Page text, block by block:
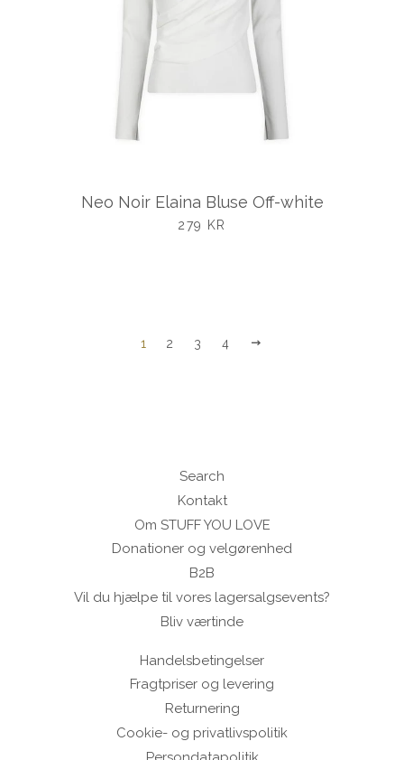
Neo Noir Elaina Bluse Off-white
UDSALGSPRIS
279 KR
1 2 3 4
Search
Kontakt
Om STUFF YOU LOVE
Donationer og velgørenhed
B2B
Vil du hjælpe til vores lagersalgsevents?
Bliv værtinde
Handelsbetingelser
Fragtpriser og levering
Returnering
Cookie- og privatlivspolitik